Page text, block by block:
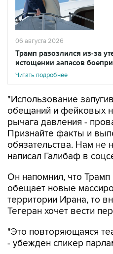
06 августа 2026
Трамп разозлился из-за
истощении запасов
Читать подробнее
"Использование
обещаний и фейковых
рычага давления -
Признайте факты и
обязательства. Нам не
написал Галибаф в
Он напомнил, что
обещает новые
территории Ирана, то
Тегеран хочет вести
"Это повторяющаяся
- убежден спикер